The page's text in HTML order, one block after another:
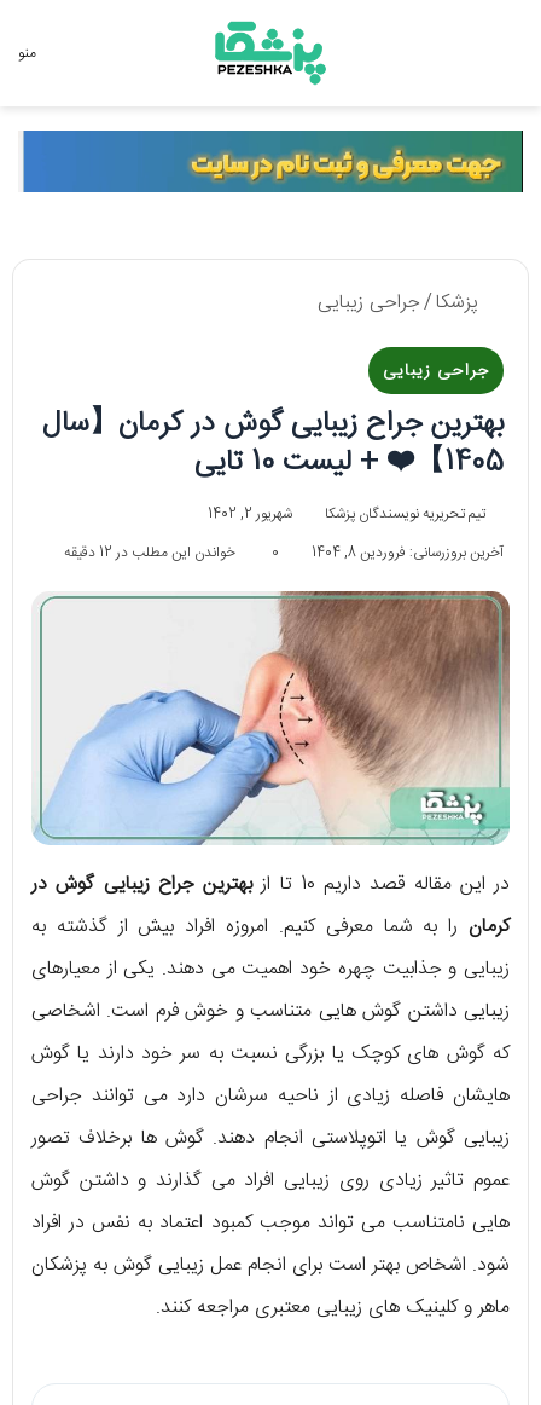
منو
پزشکا/جراحی زیبایی
جراحی زیبایی
بهترین جراح زیبایی گوش در کرمان【سال
1405】❤️ + لیست 10 تایی
تیم تحریریه نویسندگان پزشکا
شهریور 2, 1402
آخرین بروزرسانی: فروردین 8, 1404
0 خواندن این مطلب در 12 دقیقه
در این مقاله قصد داریم 10 تا از
بهترین جراح زیبایی گوش در
کرمان را به شما معرفی کنیم. امروزه افراد بیش از گذشته به
زیبایی و جذابیت چهره خود اهمیت می دهند. یکی از معیارهای
زیبایی داشتن گوش هایی متناسب و خوش فرم است. اشخاصی
که گوش های کوچک یا بزرگی نسبت به سر خود دارند یا گوش
هایشان فاصله زیادی از ناحیه سرشان دارد می توانند جراحی
زیبایی گوش یا اتوپلاستی انجام دهند. گوش ها برخلاف تصور
عموم تاثیر زیادی روی زیبایی افراد می گذارند و داشتن گوش
هایی نامتناسب می تواند موجب کمبود اعتماد به نفس در افراد
شود. اشخاص بهتر است برای انجام عمل زیبایی گوش به پزشکان
ماهر و کلینیک های زیبایی معتبری مراجعه کنند.